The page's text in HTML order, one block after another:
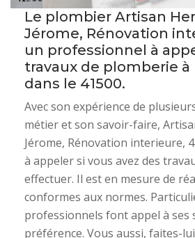
Le plombier Artisan
Jérome, Rénovation
un professionnel à
travaux de plomberie à
dans le 41500.
Avec son expérience de
métier et son savoir-faire,
Jérome, Rénovation interieure,
à appeler si vous avez des
effectuer. Il est en mesure de
conformes aux normes.
professionnels font appel à ses
préférence. Vous aussi, faites-